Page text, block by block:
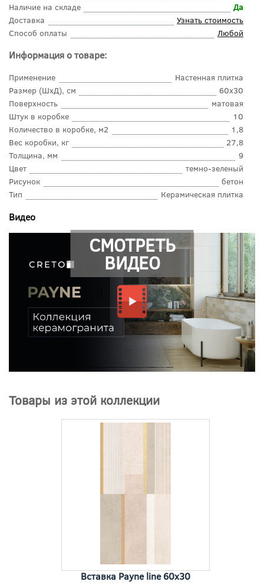
Наличие на складе
Да
Доставка
Узнать стоимость
Способ оплаты
Любой
Информация о товаре:
Применение
Настенная плитка
Размер (ШхД), см
60x30
Поверхность
матовая
Штук в коробке
10
Количество в коробке, м2
1,8
Вес коробки, кг
27,8
Толщина, мм
9
Цвет
темно-зеленый
Рисунок
бетон
Тип
Керамическая плитка
Видео
СМОТРЕТЬ
ВИДЕО
Товары из этой коллекции
Вставка Payne line 60x30